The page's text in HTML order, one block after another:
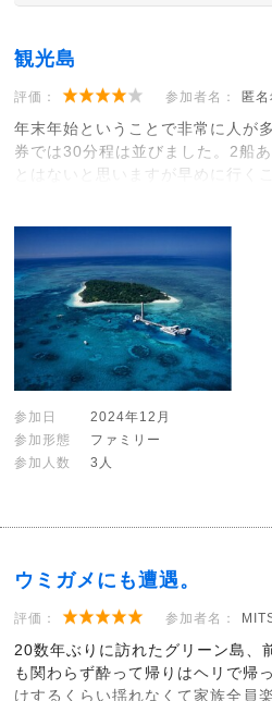
観光島
評価： 参加者名： 匿
年末年始ということで非常に人が
券では30分程は並びました。2船
とはないと思いますが早めに行く
参加日
2024年12月
参加形態
ファミリー
参加人数
3人
ウミガメにも遭遇。
評価： 参加者名：
20数年ぶりに訪れたグリーン島、
も関わらず酔って帰りはヘリで帰
けするくらい揺れなくて家族全員